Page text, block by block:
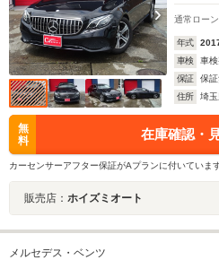
通常ローン
年式
車検
車
保証
保
住所
埼
無
料
在庫確認・
カーセンサーアフター保証がAプランに付いていま
販売店： ホイズミオート
メルセデス・ベンツ